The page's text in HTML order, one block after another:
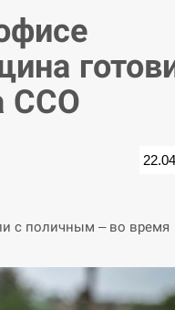
ССО
с поличным – во время